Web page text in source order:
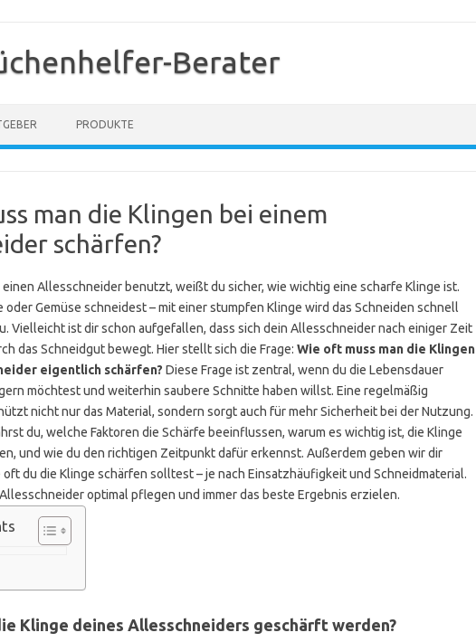
Berater
PRODUKTE
man die Klingen bei einem
schärfen?
Allesschneider benutzt, weißt du sicher, wie wichtig eine scharfe Klinge ist.
oder Gemüse schneidest – mit einer stumpfen Klinge wird das Schneiden schnell
Vielleicht ist dir schon aufgefallen, dass sich dein Allesschneider nach einiger Zeit
das Schneidgut bewegt. Hier stellt sich die Frage: Wie oft muss man die Klingen
eigentlich schärfen? Diese Frage ist zentral, wenn du die Lebensdauer
möchtest und weiterhin saubere Schnitte haben willst. Eine regelmäßig
nicht nur das Material, sondern sorgt auch für mehr Sicherheit bei der Nutzung.
du, welche Faktoren die Schärfe beeinflussen, warum es wichtig ist, die Klinge
und wie du den richtigen Zeitpunkt dafür erkennst. Außerdem geben wir dir
du die Klinge schärfen solltest – je nach Einsatzhäufigkeit und Schneidmaterial.
optimal pflegen und immer das beste Ergebnis erzielen.
Klinge deines Allesschneiders geschärft werden?